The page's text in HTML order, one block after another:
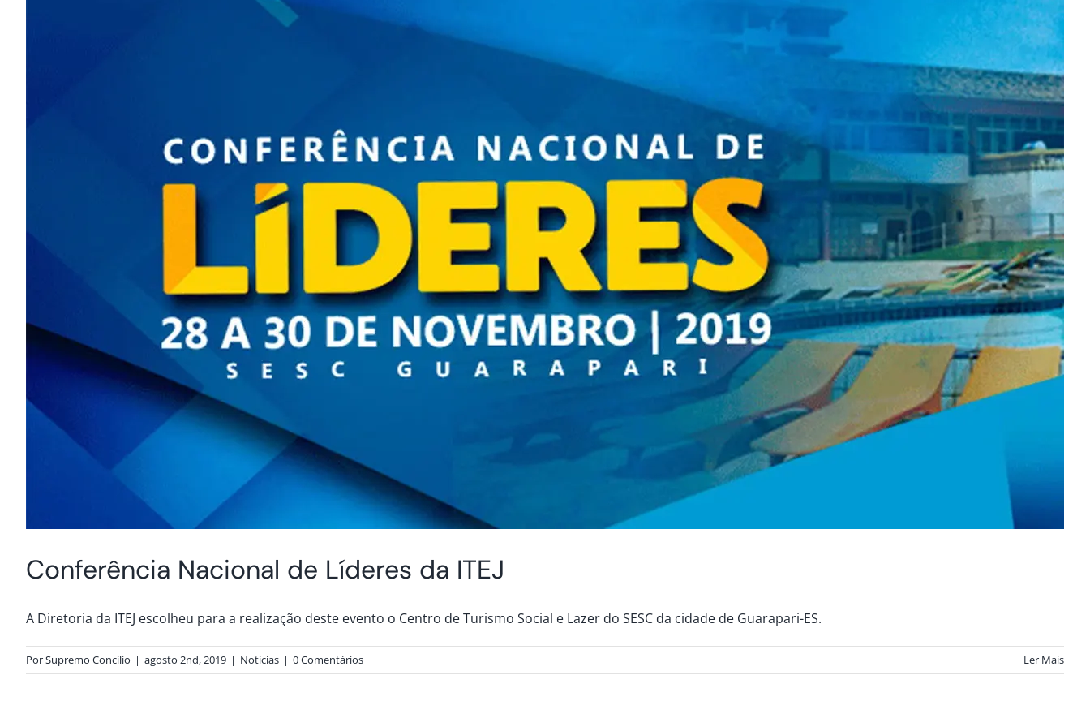
Conferência Nacional de Líderes da ITEJ
A Diretoria da ITEJ escolheu para a realização deste evento o Centro de Turismo Social e Lazer do SESC da cidade de Guarapari-ES.
PorSupremo Concílio | agosto 2nd, 2019 | Notícias | 0 Comentários Ler Mais